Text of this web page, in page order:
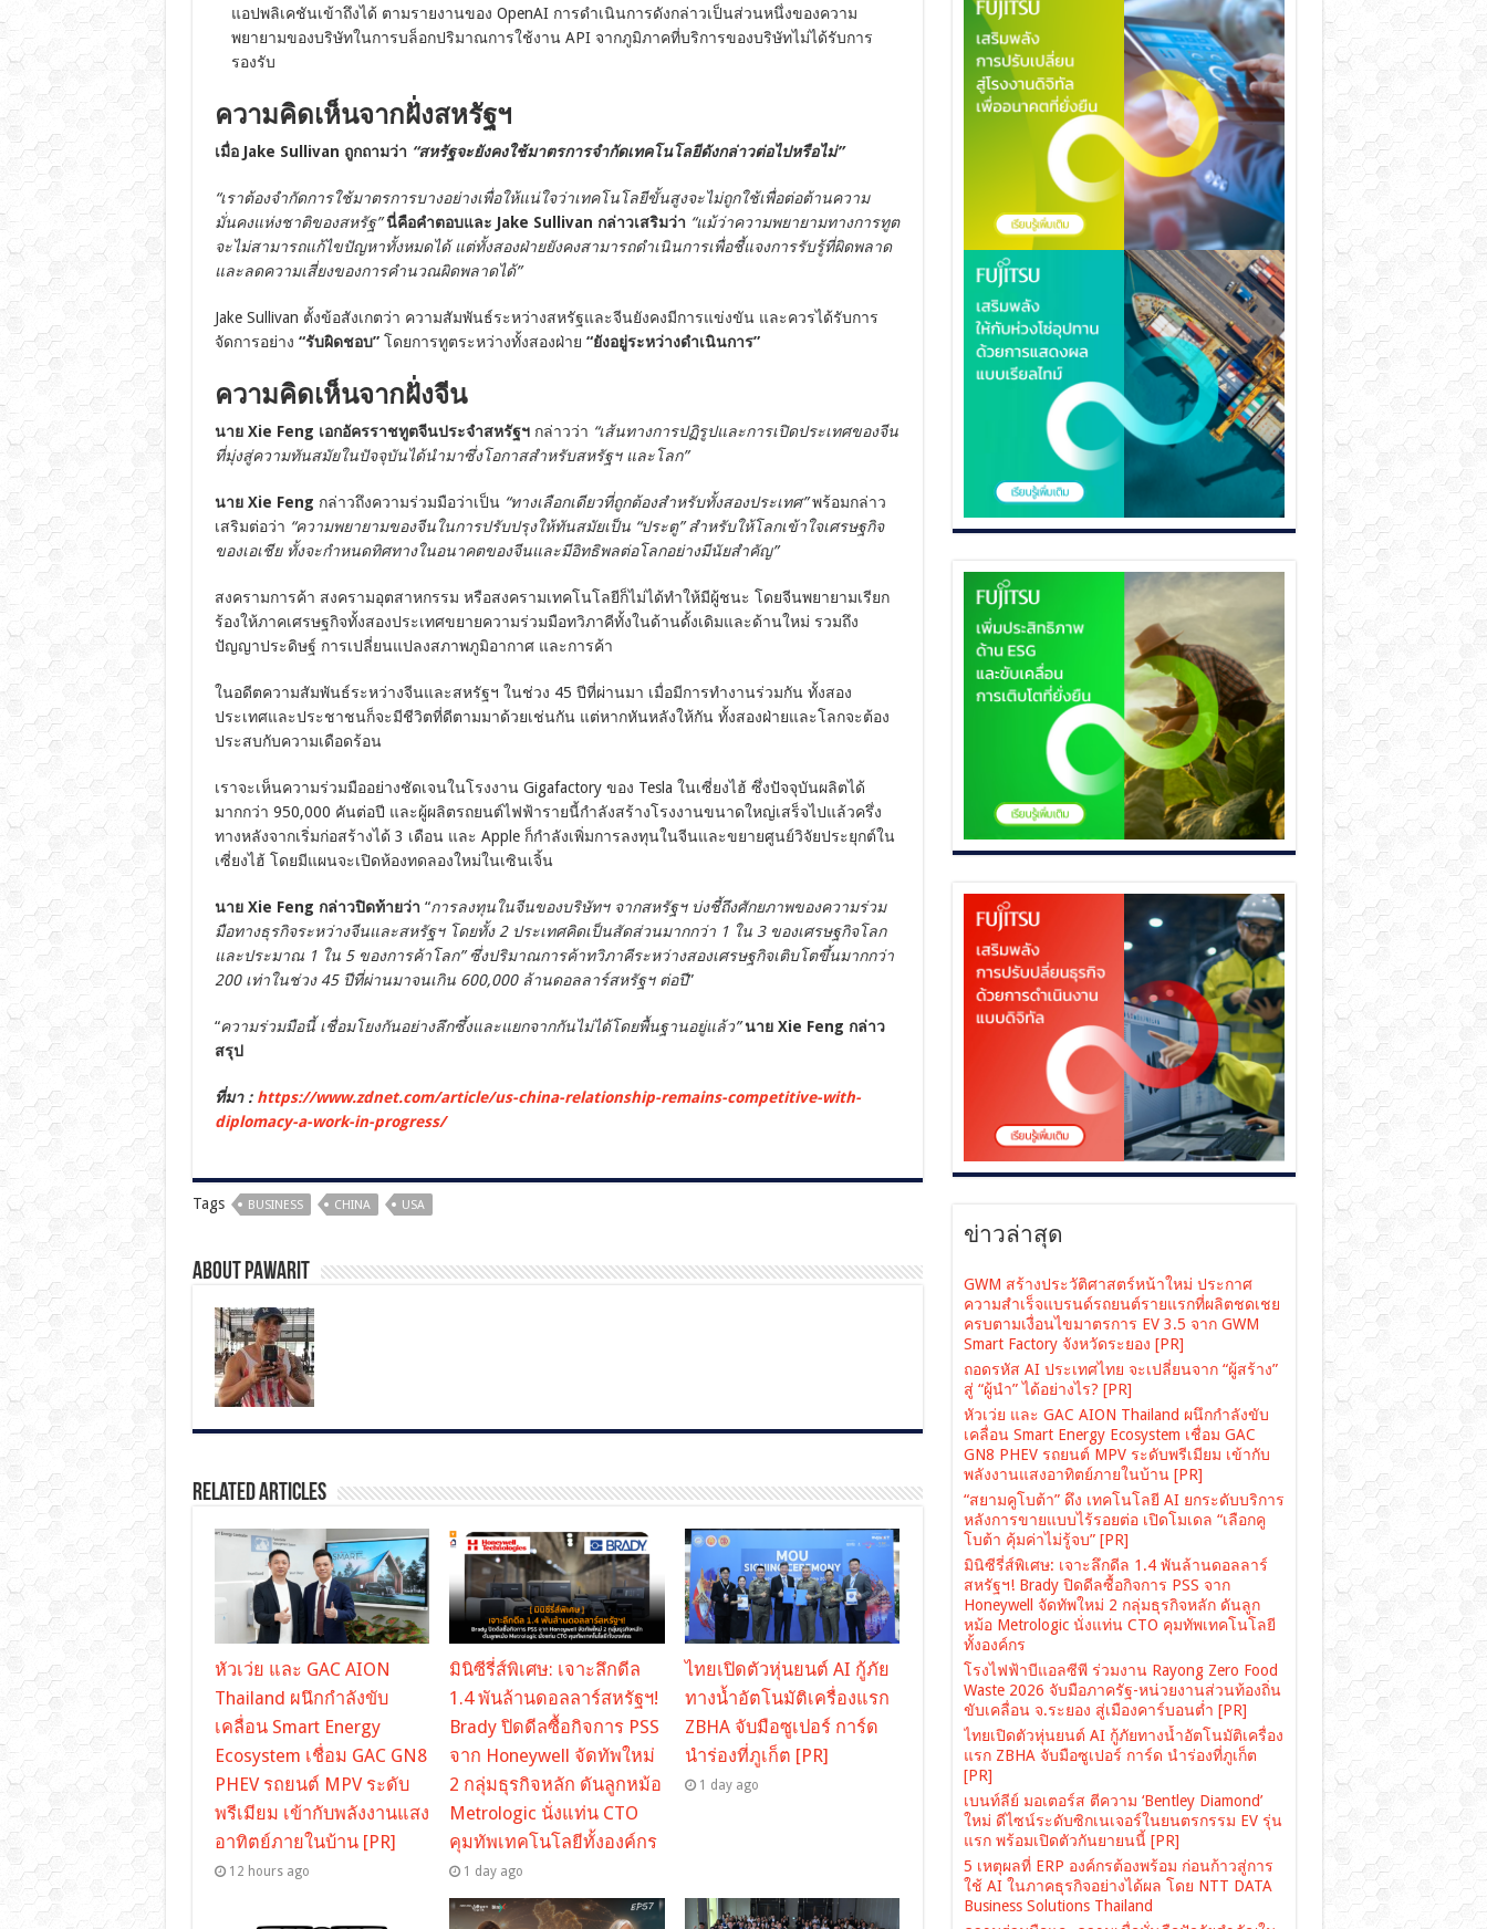
แอปพลิเคชันเข้าถึงได้ ตามรายงานของ OpenAI การดำเนินการดังกล่าวเป็นส่วนหนึ่งของความ
พยายามของบริษัทในการบล็อกปริมาณการใช้งาน API จากภูมิภาคที่บริการของบริษัทไม่ได้รับการ
รองรับ
ความคิดเห็นจากฝั่งสหรัฐฯ
เมื่อ Jake Sullivan ถูกถามว่า “สหรัฐจะยังคงใช้มาตรการจำกัดเทคโนโลยีดังกล่าวต่อไปหรือไม่”
“เราต้องจำกัดการใช้มาตรการบางอย่างเพื่อให้แน่ใจว่าเทคโนโลยีขั้นสูงจะไม่ถูกใช้เพื่อต่อต้านความ
มั่นคงแห่งชาติของสหรัฐ” นี่คือคำตอบและ Jake Sullivan กล่าวเสริมว่า “แม้ว่าความพยายามทางการทูต
จะไม่สามารถแก้ไขปัญหาทั้งหมดได้ แต่ทั้งสองฝ่ายยังคงสามารถดำเนินการเพื่อชี้แจงการรับรู้ที่ผิดพลาด
และลดความเสี่ยงของการคำนวณผิดพลาดได้”
Jake Sullivan ตั้งข้อสังเกตว่า ความสัมพันธ์ระหว่างสหรัฐและจีนยังคงมีการแข่งขัน และควรได้รับการ
จัดการอย่าง “รับผิดชอบ”โดยการทูตระหว่างทั้งสองฝ่าย “ยังอยู่ระหว่างดำเนินการ”
ความคิดเห็นจากฝั่งจีน
นาย Xie Feng เอกอัครราชทูตจีนประจำสหรัฐฯกล่าวว่า “เส้นทางการปฏิรูปและการเปิดประเทศของจีน
ที่มุ่งสู่ความทันสมัยในปัจจุบันได้นำมาซึ่งโอกาสสำหรับสหรัฐฯ และโลก”
นาย Xie Feng กล่าวถึงความร่วมมือว่าเป็น “ทางเลือกเดียวที่ถูกต้องสำหรับทั้งสองประเทศ”พร้อมกล่าว
เสริมต่อว่า “ความพยายามของจีนในการปรับปรุงให้ทันสมัยเป็น “ประตู” สำหรับให้โลกเข้าใจเศรษฐกิจ
ของเอเชีย ทั้งจะกำหนดทิศทางในอนาคตของจีนและมีอิทธิพลต่อโลกอย่างมีนัยสำคัญ”
สงครามการค้า สงครามอุตสาหกรรม หรือสงครามเทคโนโลยีก็ไม่ได้ทำให้มีผู้ชนะ โดยจีนพยายามเรียก
ร้องให้ภาคเศรษฐกิจทั้งสองประเทศขยายความร่วมมือทวิภาคีทั้งในด้านดั้งเดิมและด้านใหม่ รวมถึง
ปัญญาประดิษฐ์ การเปลี่ยนแปลงสภาพภูมิอากาศ และการค้า
ในอดีตความสัมพันธ์ระหว่างจีนและสหรัฐฯ ในช่วง 45 ปีที่ผ่านมา เมื่อมีการทำงานร่วมกัน ทั้งสอง
ประเทศและประชาชนก็จะมีชีวิตที่ดีตามมาด้วยเช่นกัน แต่หากหันหลังให้กัน ทั้งสองฝ่ายและโลกจะต้อง
ประสบกับความเดือดร้อน
เราจะเห็นความร่วมมืออย่างชัดเจนในโรงงาน Gigafactory ของ Tesla ในเซี่ยงไฮ้ ซึ่งปัจจุบันผลิตได้
มากกว่า 950,000 คันต่อปี และผู้ผลิตรถยนต์ไฟฟ้ารายนี้กำลังสร้างโรงงานขนาดใหญ่เสร็จไปแล้วครึ่ง
ทางหลังจากเริ่มก่อสร้างได้ 3 เดือน และ Apple ก็กำลังเพิ่มการลงทุนในจีนและขยายศูนย์วิจัยประยุกต์ใน
เซี่ยงไฮ้ โดยมีแผนจะเปิดห้องทดลองใหม่ในเซินเจิ้น
นาย Xie Feng กล่าวปิดท้ายว่า “การลงทุนในจีนของบริษัทฯ จากสหรัฐฯ บ่งชี้ถึงศักยภาพของความร่วม
มือทางธุรกิจระหว่างจีนและสหรัฐฯ โดยทั้ง 2 ประเทศคิดเป็นสัดส่วนมากกว่า 1 ใน 3 ของเศรษฐกิจโลก
และประมาณ 1 ใน 5 ของการค้าโลก” ซึ่งปริมาณการค้าทวิภาคีระหว่างสองเศรษฐกิจเติบโตขึ้นมากกว่า
200 เท่าในช่วง 45 ปีที่ผ่านมาจนเกิน 600,000 ล้านดอลลาร์สหรัฐฯ ต่อปี”
“ความร่วมมือนี้ เชื่อมโยงกันอย่างลึกซึ้งและแยกจากกันไม่ได้โดยพื้นฐานอยู่แล้ว” นาย Xie Feng กล่าว
สรุป
ที่มา : https://www.zdnet.com/article/us-china-relationship-remains-competitive-with-
diplomacy-a-work-in-progress/
Tags BUSINESS CHINA USA
About pawarit
Related Articles
หัวเว่ย และ GAC AION
Thailand ผนึกกำลังขับ
เคลื่อน Smart Energy
Ecosystem เชื่อม GAC GN8
PHEV รถยนต์ MPV ระดับ
พรีเมียม เข้ากับพลังงานแสง
อาทิตย์ภายในบ้าน [PR]
12 hours ago
มินิซีรี่ส์พิเศษ: เจาะลึกดีล
1.4 พันล้านดอลลาร์สหรัฐฯ!
Brady ปิดดีลซื้อกิจการ PSS
จาก Honeywell จัดทัพใหม่
2 กลุ่มธุรกิจหลัก ดันลูกหม้อ
Metrologic นั่งแท่น CTO
คุมทัพเทคโนโลยีทั้งองค์กร
1 day ago
ไทยเปิดตัวหุ่นยนต์ AI กู้ภัย
ทางน้ำอัตโนมัติเครื่องแรก
ZBHA จับมือซูเปอร์ การ์ด
นำร่องที่ภูเก็ต [PR]
1 day ago
ข่าวล่าสุด
GWM สร้างประวัติศาสตร์หน้าใหม่ ประกาศ
ความสำเร็จแบรนด์รถยนต์รายแรกที่ผลิตชดเชย
ครบตามเงื่อนไขมาตรการ EV 3.5 จาก GWM
Smart Factory จังหวัดระยอง [PR]
ถอดรหัส AI ประเทศไทย จะเปลี่ยนจาก “ผู้สร้าง”
สู่ “ผู้นำ” ได้อย่างไร? [PR]
หัวเว่ย และ GAC AION Thailand ผนึกกำลังขับ
เคลื่อน Smart Energy Ecosystem เชื่อม GAC
GN8 PHEV รถยนต์ MPV ระดับพรีเมียม เข้ากับ
พลังงานแสงอาทิตย์ภายในบ้าน [PR]
“สยามคูโบต้า” ดึง เทคโนโลยี AI ยกระดับบริการ
หลังการขายแบบไร้รอยต่อ เปิดโมเดล “เลือกคู
โบต้า คุ้มค่าไม่รู้จบ” [PR]
มินิซีรี่ส์พิเศษ: เจาะลึกดีล 1.4 พันล้านดอลลาร์
สหรัฐฯ! Brady ปิดดีลซื้อกิจการ PSS จาก
Honeywell จัดทัพใหม่ 2 กลุ่มธุรกิจหลัก ดันลูก
หม้อ Metrologic นั่งแท่น CTO คุมทัพเทคโนโลยี
ทั้งองค์กร
โรงไฟฟ้าบีแอลซีพี ร่วมงาน Rayong Zero Food
Waste 2026 จับมือภาครัฐ-หน่วยงานส่วนท้องถิ่น
ขับเคลื่อน จ.ระยอง สู่เมืองคาร์บอนต่ำ [PR]
ไทยเปิดตัวหุ่นยนต์ AI กู้ภัยทางน้ำอัตโนมัติเครื่อง
แรก ZBHA จับมือซูเปอร์ การ์ด นำร่องที่ภูเก็ต
[PR]
เบนท์ลีย์ มอเตอร์ส ตีความ ‘Bentley Diamond’
ใหม่ ดีไซน์ระดับซิกเนเจอร์ในยนตรกรรม EV รุ่น
แรก พร้อมเปิดตัวกันยายนนี้ [PR]
5 เหตุผลที่ ERP องค์กรต้องพร้อม ก่อนก้าวสู่การ
ใช้ AI ในภาคธุรกิจอย่างได้ผล โดย NTT DATA
Business Solutions Thailand